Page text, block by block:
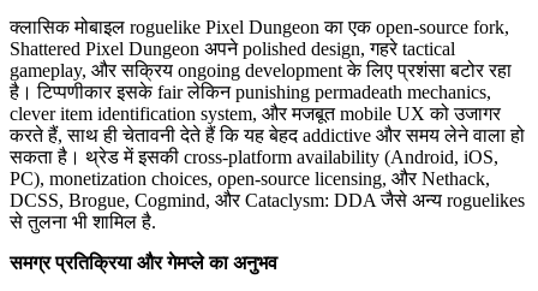
क्लासिक मोबाइल roguelike Pixel Dungeon का एक open-source fork,
Shattered Pixel Dungeon अपने polished design, गहरे tactical
gameplay, और सक्रिय ongoing development के लिए प्रशंसा बटोर रहा
है। टिप्पणीकार इसके fair लेकिन punishing permadeath mechanics,
clever item identification system, और मजबूत mobile UX को उजागर
करते हैं, साथ ही चेतावनी देते हैं कि यह बेहद addictive और समय लेने वाला हो
सकता है। थ्रेड में इसकी cross-platform availability (Android, iOS,
PC), monetization choices, open-source licensing, और Nethack,
DCSS, Brogue, Cogmind, और Cataclysm: DDA जैसे अन्य roguelikes
से तुलना भी शामिल है.
समग्र प्रतिक्रिया और गेमप्ले का अनुभव